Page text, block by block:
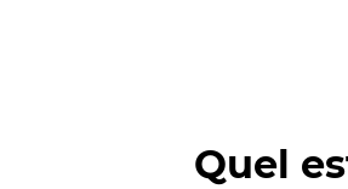
Quel